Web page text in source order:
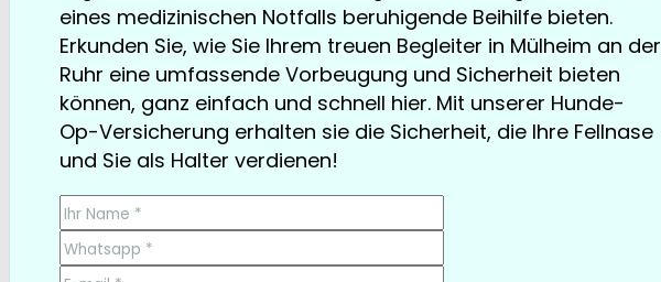
eines medizinischen Notfalls beruhigende Beihilfe bieten.
Erkunden Sie, wie Sie Ihrem treuen Begleiter in Mülheim an der
Ruhr eine umfassende Vorbeugung und Sicherheit bieten
können, ganz einfach und schnell hier. Mit unserer Hunde-
Op-Versicherung erhalten sie die Sicherheit, die Ihre Fellnase
und Sie als Halter verdienen!